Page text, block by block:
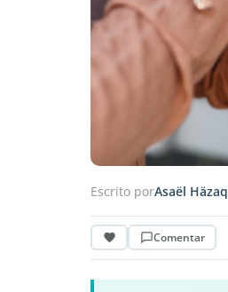
Escrito porAsaël Häzaq
Comentar